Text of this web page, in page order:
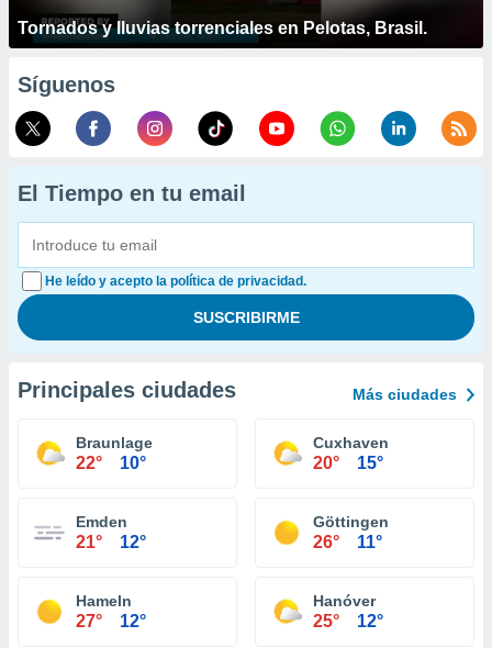
Tornados y lluvias torrenciales en Pelotas, Brasil.
Síguenos
El Tiempo en tu email
He leído y acepto la política de privacidad.
Principales ciudades Más ciudades
Braunlage
22° 10°
Cuxhaven
20° 15°
Emden
21° 12°
Göttingen
26° 11°
Hameln
27° 12°
Hanóver
25° 12°